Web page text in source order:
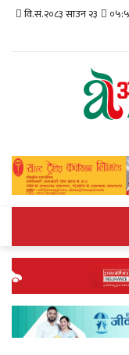
वि.सं.२०८३ साउन २३